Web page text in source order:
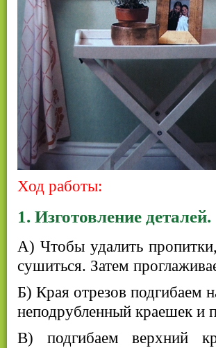
Ход работы:
1. Изготовление деталей.
А) Чтобы удалить
сушиться. Затем
Б) Края отрезов подгибаем
неподрубленный краешек и
В) подгибаем верхний